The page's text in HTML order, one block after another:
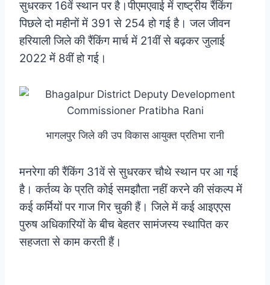
सुधरकर 16वें स्थान पर है।पीएमएवाई में राष्ट्रीय रैंकिंग
पिछले दो महीनों में 391 से 254 हो गई है। जल जीवन
हरियाली जिले की रैंकिंग मार्च में 21वीं से बढ़कर जुलाई
2022 में 8वीं हो गई।
भागलपुर जिले की उप विकास आयुक्त प्रतिभा रानी
मनरेगा की रैंकिंग 31वें से सुधरकर चौथे स्थान पर आ गई
है। कर्तव्य के प्रति कोई समझौता नहीं करने की संकल्प में
कई कर्मियों पर गाज गिर चुकी हैं। जिले में कई आइएएस
पुरुष अधिकारियों के बीच बेहतर सामंजस्य स्थापित कर
सहजता से काम करती हैं।